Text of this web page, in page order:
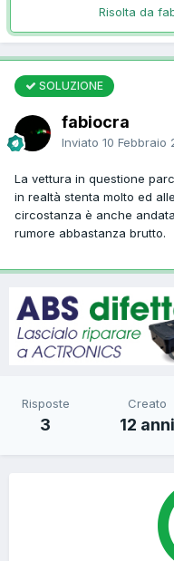
Risolta da
SOLUZIONE
fabiocra
Inviato 10 Febbraio
La vettura in questione
in realtà stenta molto ed
circostanza è anche
rumore abbastanza brutto.
Risposte
3
Creato
12 anni